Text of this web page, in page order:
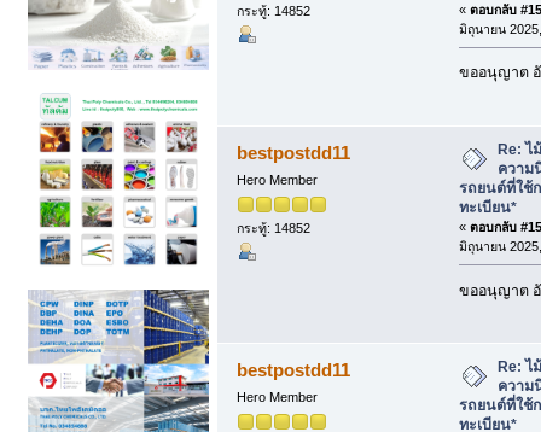
กระทู้: 14852 « ตอบกลับ
มิถุนายน
ขออนุญาต
bestpostdd11
Hero Member
กระทู้: 14852
Re: ไ
ความ
รถยนต์ที่ใช้
ทะเบียน*
« ตอบกลับ
มิถุนายน
ขออนุญาต
bestpostdd11
Hero Member
Re: ไ
ความ
รถยนต์ที่ใช้
ทะเบียน*